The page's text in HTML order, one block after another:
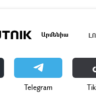
Արմենիա
Telegram